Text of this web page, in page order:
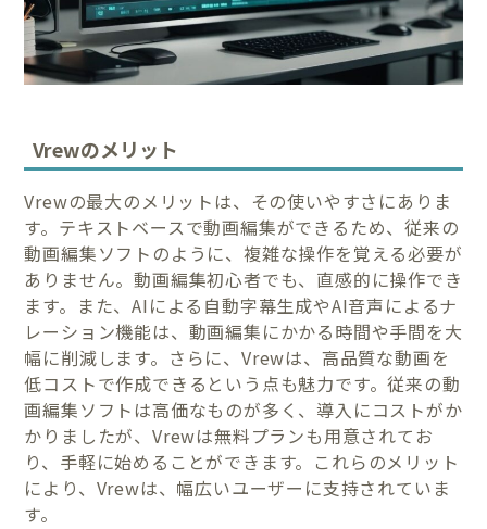
Vrewのメリット
Vrewの最大のメリットは、その使いやすさにありま
す。テキストベースで動画編集ができるため、従来の
動画編集ソフトのように、複雑な操作を覚える必要が
ありません。動画編集初心者でも、直感的に操作でき
ます。また、AIによる自動字幕生成やAI音声によるナ
レーション機能は、動画編集にかかる時間や手間を大
幅に削減します。さらに、Vrewは、高品質な動画を
低コストで作成できるという点も魅力です。従来の動
画編集ソフトは高価なものが多く、導入にコストがか
かりましたが、Vrewは無料プランも用意されてお
り、手軽に始めることができます。これらのメリット
により、Vrewは、幅広いユーザーに支持されていま
す。